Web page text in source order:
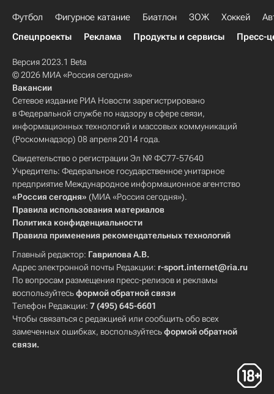
Футбол Фигурное катание Биатлон ЗОЖ Хоккей
Спецпроекты
Реклама Продукты и сервисы Пресс-
Версия 2023.1 Beta
© 2026 МИА «Россия сегодня»
Вакансии
Сетевое издание РИА Новости зарегистрировано
в Федеральной службе по надзору в сфере связи,
информационных технологий и массовых коммуникаций
(Роскомнадзор) 08 апреля 2014 года.
Свидетельство о регистрации Эл № ФС77-57640
Учредитель: Федеральное государственное унитарное
предприятие Международное информационное агентство
«Россия сегодня» (МИА «Россия сегодня»).
Правила использования материалов
Политика конфиденциальности
Правила применения рекомендательных технологий
Главный редактор: Гаврилова А.В.
Адрес электронной почты Редакции: r-sport.internet@ria.ru
По вопросам размещения пресс-релизов и рекламы
воспользуйтесьформой обратной связи
Телефон Редакции: 7 (495) 645-6601
Чтобы связаться с редакцией или сообщить обо всех
замеченных ошибках, воспользуйтесьформой обратной
связи.